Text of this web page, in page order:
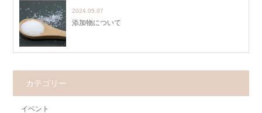
2024.05.07
添加物について
カテゴリー
イベント